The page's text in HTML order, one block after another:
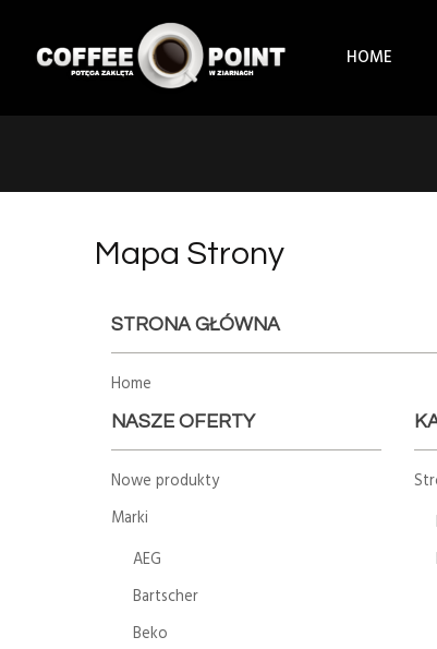
HOME
Mapa Strony
STRONA GŁÓWNA
Home
NASZE OFERTY
Nowe produkty
Marki
AEG
Bartscher
Beko